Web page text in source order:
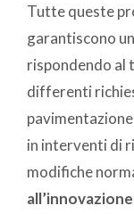
Tutte queste
garantiscono un
rispondendo al
differenti
in interventi di
modifiche
all’innovazione